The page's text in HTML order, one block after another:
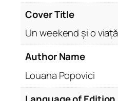
Cover Title
Un weekend și o viață
Author Name
Louana Popovici